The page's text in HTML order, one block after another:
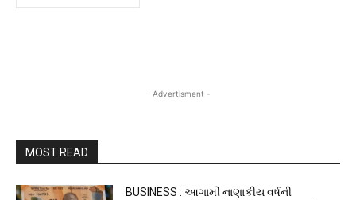
- Advertisment -
MOST READ
BUSINESS : આગામી નાણાકીય વર્ષની